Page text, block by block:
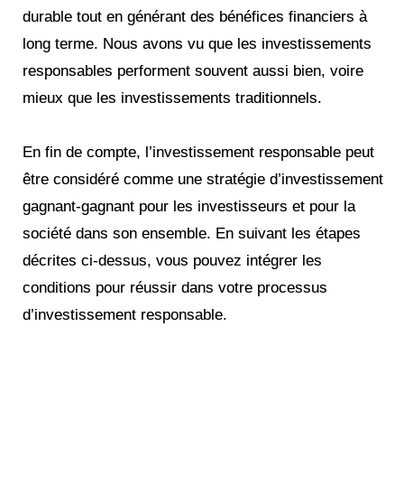
durable tout en générant des bénéfices financiers à
long terme. Nous avons vu que les investissements
responsables performent souvent aussi bien, voire
mieux que les investissements traditionnels.
En fin de compte, l’investissement responsable peut
être considéré comme une stratégie d’investissement
gagnant-gagnant pour les investisseurs et pour la
société dans son ensemble. En suivant les étapes
décrites ci-dessus, vous pouvez intégrer les
conditions pour réussir dans votre processus
d’investissement responsable.